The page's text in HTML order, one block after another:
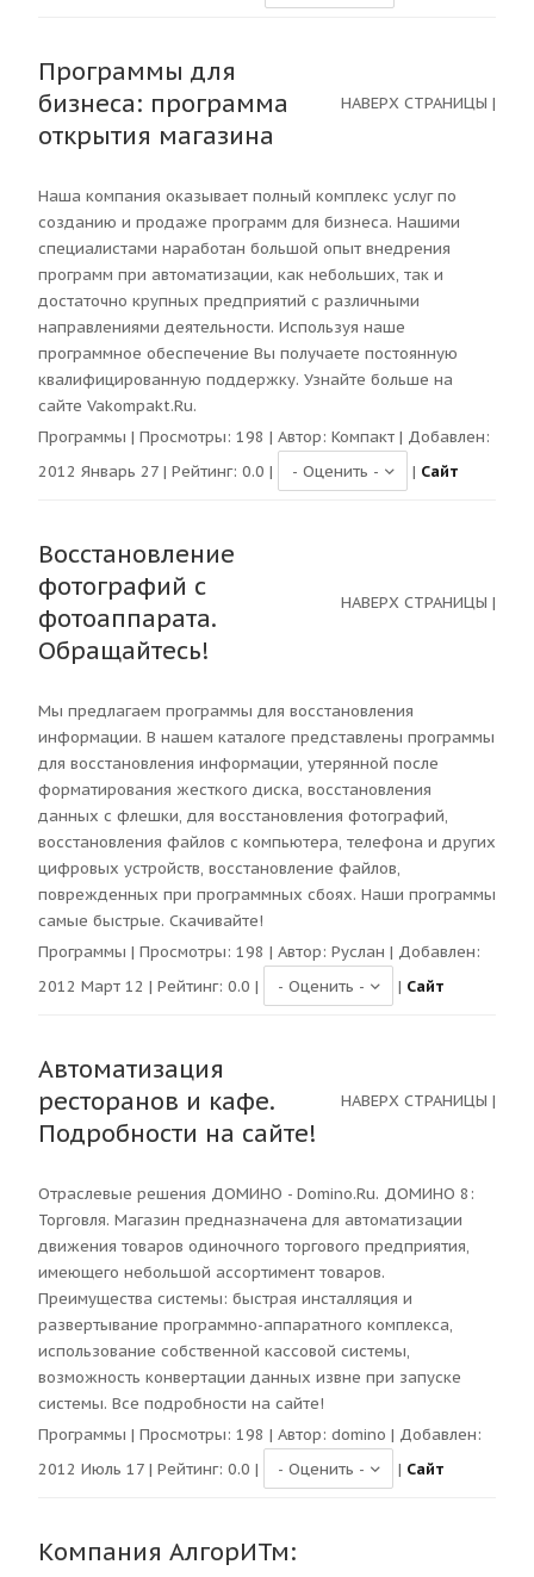
Программы для
бизнеса: программа
открытия магазина
НАВЕРХ СТРАНИЦЫ |
Наша компания оказывает полный комплекс услуг по
созданию и продаже программ для бизнеса. Нашими
специалистами наработан большой опыт внедрения
программ при автоматизации, как небольших, так и
достаточно крупных предприятий с различными
направлениями деятельности. Используя наше
программное обеспечение Вы получаете постоянную
квалифицированную поддержку. Узнайте больше на
сайте Vakompakt.Ru.
Программы | Просмотры: 198 | Автор: Компакт | Добавлен:
2012 Январь 27 | Рейтинг: 0.0 | | Сайт
Восстановление
фотографий c
фотоаппарата.
Обращайтесь!
НАВЕРХ СТРАНИЦЫ |
Мы предлагаем программы для восстановления
информации. В нашем каталоге представлены программы
для восстановления информации, утерянной после
форматирования жесткого диска, восстановления
данных с флешки, для восстановления фотографий,
восстановления файлов с компьютера, телефона и других
цифровых устройств, восстановление файлов,
поврежденных при программных сбоях. Наши программы
самые быстрые. Скачивайте!
Программы | Просмотры: 198 | Автор: Руслан | Добавлен:
2012 Март 12 | Рейтинг: 0.0 | | Сайт
Автоматизация
ресторанов и кафе.
Подробности на сайте!
НАВЕРХ СТРАНИЦЫ |
Отраслевые решения ДОМИНО - Domino.Ru. ДОМИНО 8:
Торговля. Магазин предназначена для автоматизации
движения товаров одиночного торгового предприятия,
имеющего небольшой ассортимент товаров.
Преимущества системы: быстрая инсталляция и
развертывание программно-аппаратного комплекса,
использование собственной кассовой системы,
возможность конвертации данных извне при запуске
системы. Все подробности на сайте!
Программы | Просмотры: 198 | Автор: domino | Добавлен:
2012 Июль 17 | Рейтинг: 0.0 | | Сайт
Компания АлгорИТм: